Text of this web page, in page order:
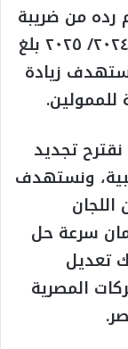
رده من ضريبة
القيمة المضافة خلال العام المالي ٢٠٢٤/ ٢٠٢٥ بلغ
بمعدل نمو ١٥١٪، ونستهدف زيادة
للممولين.
تجديد
ونستهدف
سرعة حل
تعديل
المصرية